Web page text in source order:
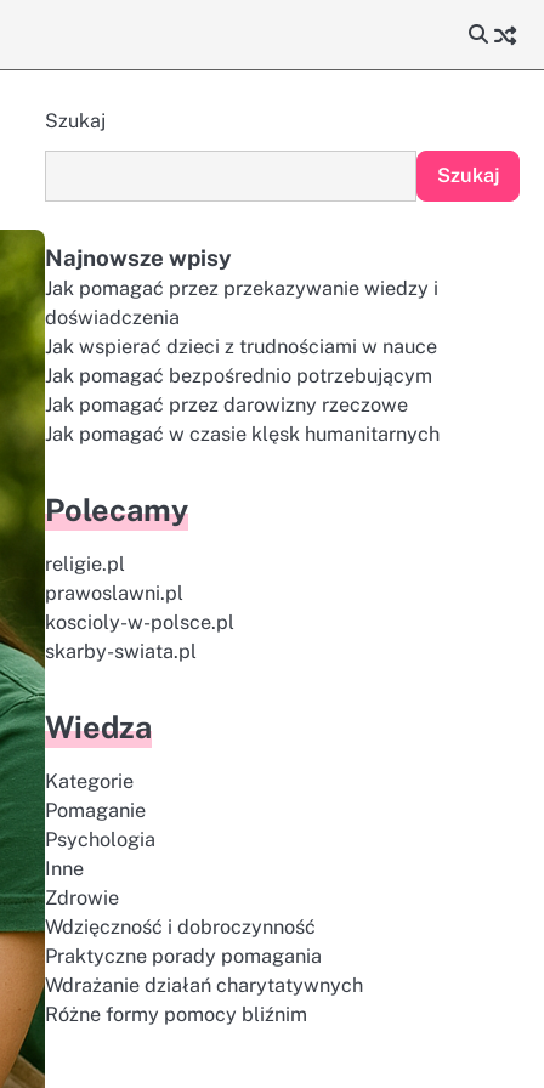
Szukaj
Szukaj
Najnowsze wpisy
Jak pomagać przez przekazywanie wiedzy i
doświadczenia
Jak wspierać dzieci z trudnościami w nauce
Jak pomagać bezpośrednio potrzebującym
Jak pomagać przez darowizny rzeczowe
Jak pomagać w czasie klęsk humanitarnych
Polecamy
religie.pl
prawoslawni.pl
koscioly-w-polsce.pl
skarby-swiata.pl
Wiedza
Kategorie
Pomaganie
Psychologia
Inne
Zdrowie
Wdzięczność i dobroczynność
Praktyczne porady pomagania
Wdrażanie działań charytatywnych
Różne formy pomocy bliźnim